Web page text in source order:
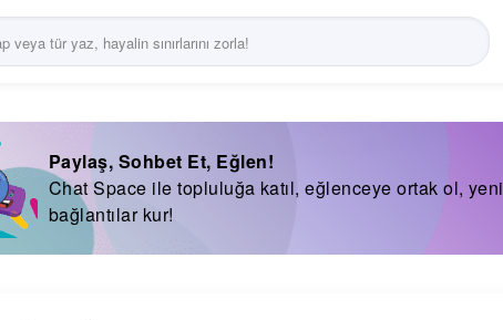
Paylaş, Sohbet Et, Eğlen!
Chat Space ile topluluğa katıl, eğlenceye ortak ol, yeni
bağlantılar kur!